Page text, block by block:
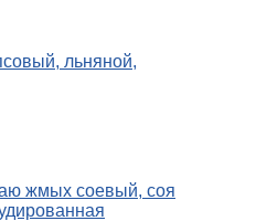
льняной,
жмых соевый, соя